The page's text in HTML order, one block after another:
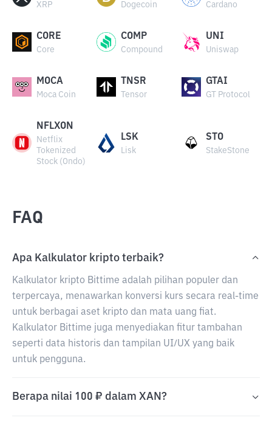
XRP Dogecoin Cardano
CORE
Core
COMP
Compound
UNI
Uniswap
MOCA
Moca Coin
TNSR
Tensor
GTAI
GT Protocol
NFLXON
Netflix
Tokenized
Stock (Ondo)
LSK
Lisk
STO
StakeStone
FAQ
Apa Kalkulator kripto terbaik?
Kalkulator kripto Bittime adalah pilihan populer dan
terpercaya, menawarkan konversi kurs secara real-time
untuk berbagai aset kripto dan mata uang fiat.
Kalkulator Bittime juga menyediakan fitur tambahan
seperti data historis dan tampilan UI/UX yang baik
untuk pengguna.
Berapa nilai 100 ₽ dalam XAN?